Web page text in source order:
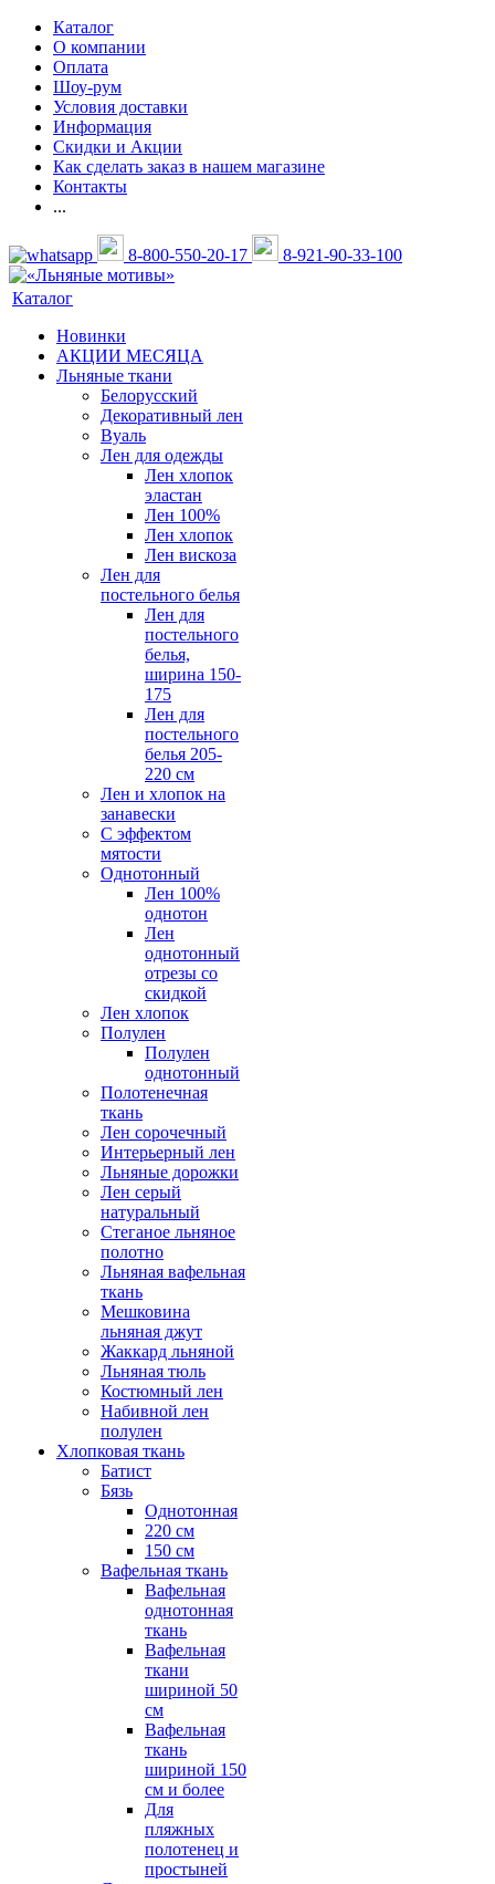
Каталог
О компании
Оплата
Шоу-рум
Условия доставки
Информация
Скидки и Акции
Как сделать заказ в нашем магазине
Контакты
...
8-800-550-20-17 8-921-90-33-100
Каталог
Новинки
АКЦИИ МЕСЯЦА
Льняные ткани
Белорусский
Декоративный лен
Вуаль
Лен для одежды
Лен хлопок
эластан
Лен 100%
Лен хлопок
Лен вискоза
Лен для
постельного белья
Лен для
постельного
белья,
ширина 150-
175
Лен для
постельного
белья 205-
220 см
Лен и хлопок на
занавески
С эффектом
мятости
Однотонный
Лен 100%
однотон
Лен
однотонный
отрезы со
скидкой
Лен хлопок
Полулен
Полулен
однотонный
Полотенечная
ткань
Лен сорочечный
Интерьерный лен
Льняные дорожки
Лен серый
натуральный
Стеганое льняное
полотно
Льняная вафельная
ткань
Мешковина
льняная джут
Жаккард льняной
Льняная тюль
Костюмный лен
Набивной лен
полулен
Хлопковая ткань
Батист
Бязь
Однотонная
220 см
150 см
Вафельная ткань
Вафельная
однотонная
ткань
Вафельная
ткани
шириной 50
см
Вафельная
ткань
шириной 150
см и более
Для
пляжных
полотенец и
простыней